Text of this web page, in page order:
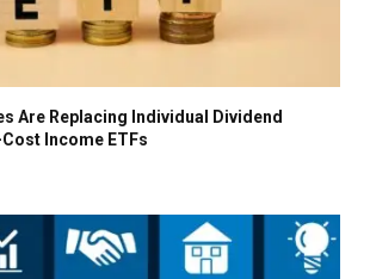
Are Replacing Individual Dividend
Income ETFs